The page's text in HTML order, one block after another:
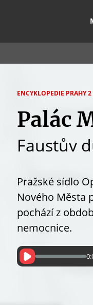
J
S
T
Z
D
E
ENCYKLOPEDIE PRAHY 2
Palác
Faustův
Pražské sídlo
Nového Města
pochází z
nemocnice.